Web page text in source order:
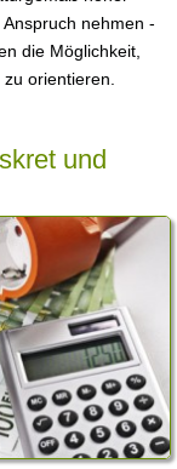
nehmen -
die Möglichkeit,
orientieren.
und